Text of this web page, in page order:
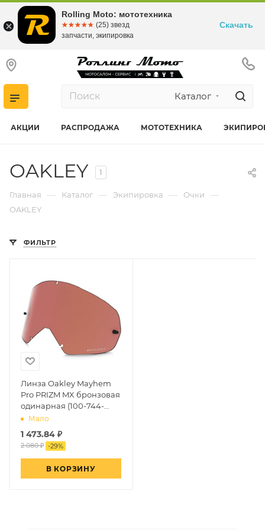
Каталог
АКЦИИ РАСПРОДАЖА МОТОТЕХНИКА
OAKLEY 1
Главная — Каталог — Экипировка — Очки —
OAKLEY
ФИЛЬТР
Линза Oakley Mayhem
Pro PRIZM MX бронзовая
одинарная (100-744-
008)Мало
1 473.84 ₽
2 080 ₽ -29%
В КОРЗИНУ
Rolling Moto: мототехника
☆☆☆☆☆
★★★★★ (25) звезд
запчасти, экипировка
Скачать